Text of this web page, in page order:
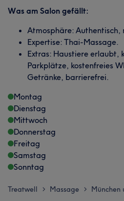
Was am Salon gefällt:
Atmosphäre: Authentisch,
Expertise: Thai-Massage.
Extras: Haustiere erlaubt,
Parkplätze, kostenfreies
Getränke, barrierefrei.
Montag
Dienstag
Mittwoch
Donnerstag
Freitag
Samstag
Sonntag
Treatwell > Massage > München